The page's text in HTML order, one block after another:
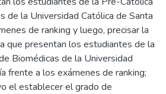
de la Universidad Católica de Santa
de ranking y luego, precisar la
que presentan los estudiantes de la
Biomédicas de la Universidad
frente a los exámenes de ranking;
el establecer el grado de